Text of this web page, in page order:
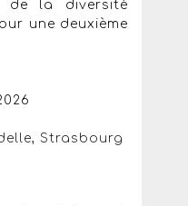
de la diversité
une deuxième
Strasbourg